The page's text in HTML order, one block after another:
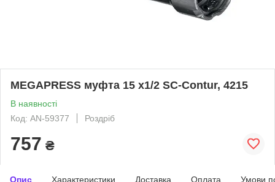
MEGAPRESS муфта 15 х1/2 SC-Contur, 4215
В наявності
Код: AN-59377
Роздріб
757 ₴
Опис Характеристики Доставка Оплата Умови